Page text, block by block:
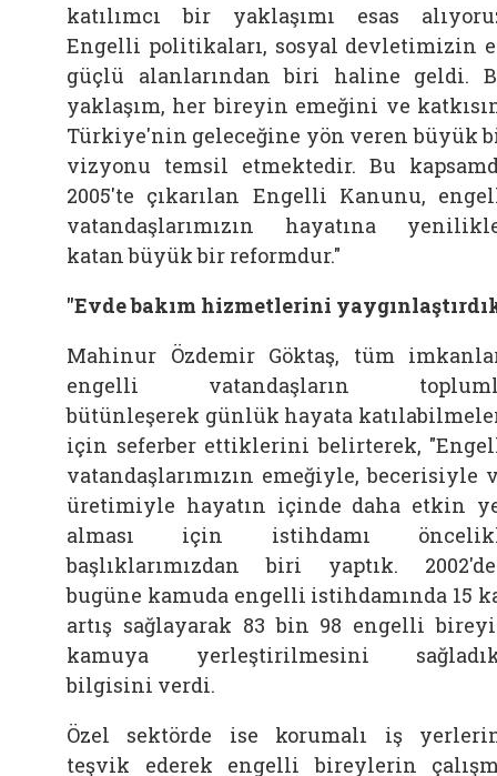
katılımcı bir yaklaşımı esas
Engelli politikaları, sosyal devletimizin
güçlü alanlarından biri haline geldi.
yaklaşım, her bireyin emeğini ve
Türkiye'nin geleceğine yön veren büyük
vizyonu temsil etmektedir. Bu
2005'te çıkarılan Engelli Kanunu,
vatandaşlarımızın hayatına
katan büyük bir reformdur."
"Evde bakım hizmetlerini
Mahinur Özdemir Göktaş, tüm
engelli vatandaşların
bütünleşerek günlük hayata
için seferber ettiklerini belirterek,
vatandaşlarımızın emeğiyle, becerisiyle
üretimiyle hayatın içinde daha etkin
alması için istihdamı
başlıklarımızdan biri yaptık.
bugüne kamuda engelli istihdamında 15
artış sağlayarak 83 bin 98 engelli
kamuya yerleştirilmesini
bilgisini verdi.
Özel sektörde ise korumalı iş
teşvik ederek engelli bireylerin